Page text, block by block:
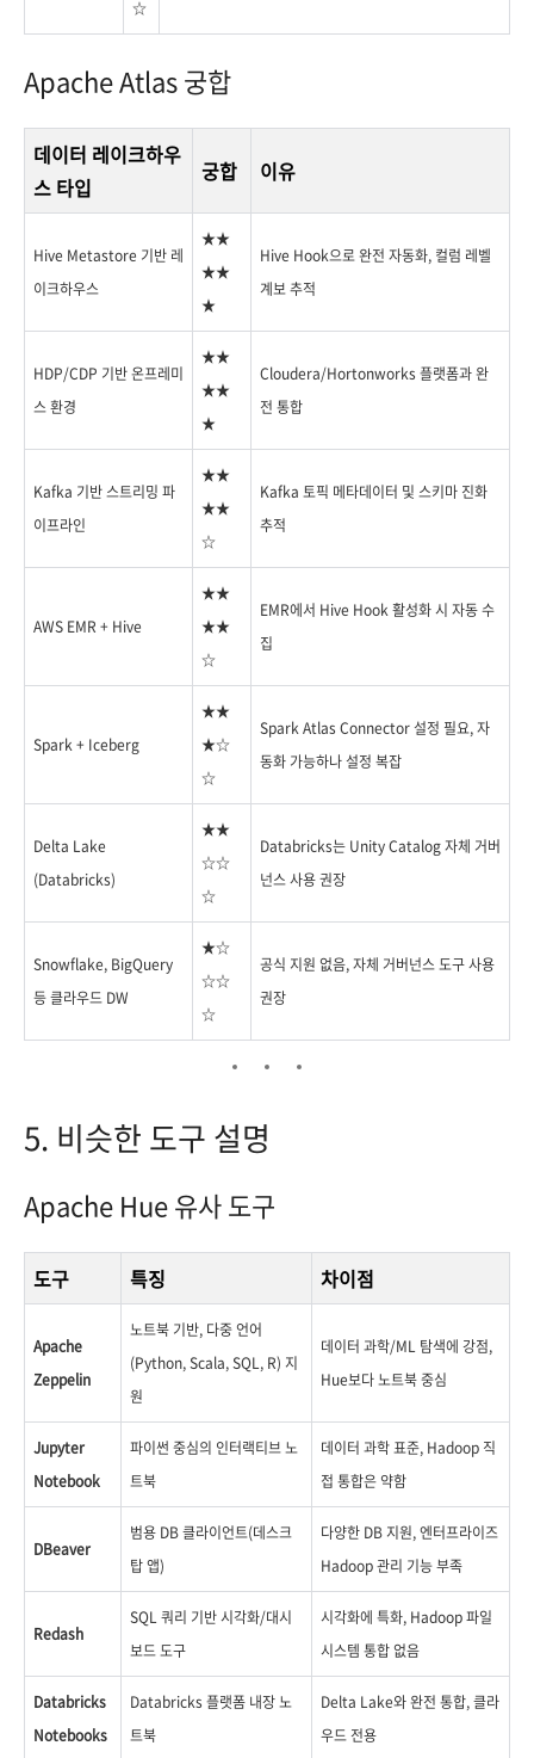
☆
Apache Atlas 궁합
데이터 레이크하우
스 타입
궁합 이유
Hive Metastore 기반 레
이크하우스
★★
★★
★
Hive Hook으로 완전 자동화, 컬럼 레벨
계보 추적
HDP/CDP 기반 온프레미
스 환경
★★
★★
★
Cloudera/Hortonworks 플랫폼과 완
전 통합
Kafka 기반 스트리밍 파
이프라인
★★
★★
☆
Kafka 토픽 메타데이터 및 스키마 진화
추적
AWS EMR + Hive
★★
★★
☆
EMR에서 Hive Hook 활성화 시 자동 수
집
Spark + Iceberg
★★
★☆
☆
Spark Atlas Connector 설정 필요, 자
동화 가능하나 설정 복잡
Delta Lake
(Databricks)
★★
☆☆
☆
Databricks는 Unity Catalog 자체 거버
넌스 사용 권장
Snowflake, BigQuery
등 클라우드 DW
★☆
☆☆
☆
공식 지원 없음, 자체 거버넌스 도구 사용
권장
5. 비슷한 도구 설명
Apache Hue 유사 도구
도구 특징 차이점
Apache
Zeppelin
노트북 기반, 다중 언어
(Python, Scala, SQL, R) 지
원
데이터 과학/ML 탐색에 강점,
Hue보다 노트북 중심
Jupyter
Notebook
파이썬 중심의 인터랙티브 노
트북
데이터 과학 표준, Hadoop 직
접 통합은 약함
DBeaver
범용 DB 클라이언트(데스크
탑 앱)
다양한 DB 지원, 엔터프라이즈
Hadoop 관리 기능 부족
Redash
SQL 쿼리 기반 시각화/대시
보드 도구
시각화에 특화, Hadoop 파일
시스템 통합 없음
Databricks
Notebooks
Databricks 플랫폼 내장 노
트북
Delta Lake와 완전 통합, 클라
우드 전용